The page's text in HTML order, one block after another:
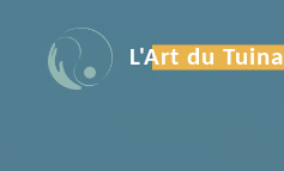
L'Art du Tuina